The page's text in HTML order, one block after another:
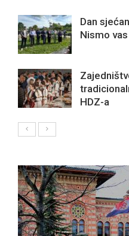
Dan
Nismo
HDZ-a